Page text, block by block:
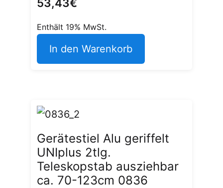
53,43€
Enthält 19% MwSt.
In den Warenkorb
Gerätestiel Alu geriffelt
UNIplus 2tlg.
Teleskopstab ausziehbar
ca. 70-123cm 0836